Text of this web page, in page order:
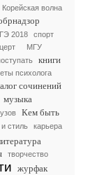
Корейская волна
2018
спорт
МГУ
книги
психолога
сочинений
музыка
Кем быть
стиль карьера
творчество
журфак